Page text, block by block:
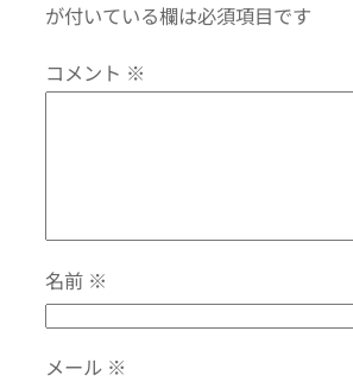
が付いている欄は必須項目です
コメント ※
名前 ※
メール ※